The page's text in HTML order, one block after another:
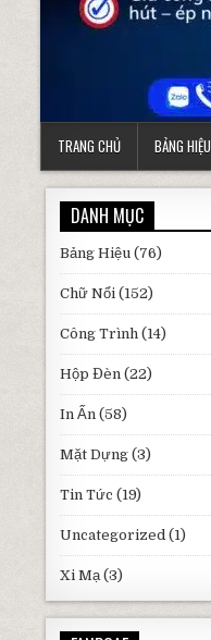
TRANG CHỦ BẢNG HIỆU
DANH MỤC
Bảng Hiệu (76)
Chữ Nổi (152)
Công Trình (14)
Hộp Đèn (22)
In Ấn (58)
Mặt Dựng (3)
Tin Tức (19)
Uncategorized (1)
Xi Mạ(3)